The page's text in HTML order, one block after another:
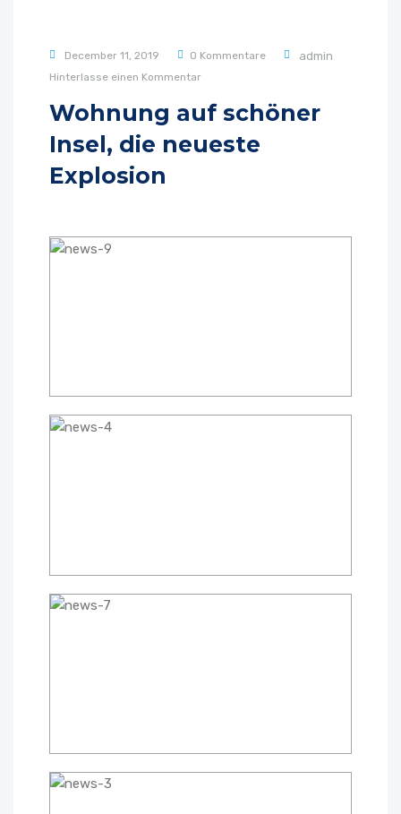
December 11, 2019 0 Kommentare admin
Hinterlasse einen Kommentar
Wohnung auf schöner
Insel, die neueste
Explosion